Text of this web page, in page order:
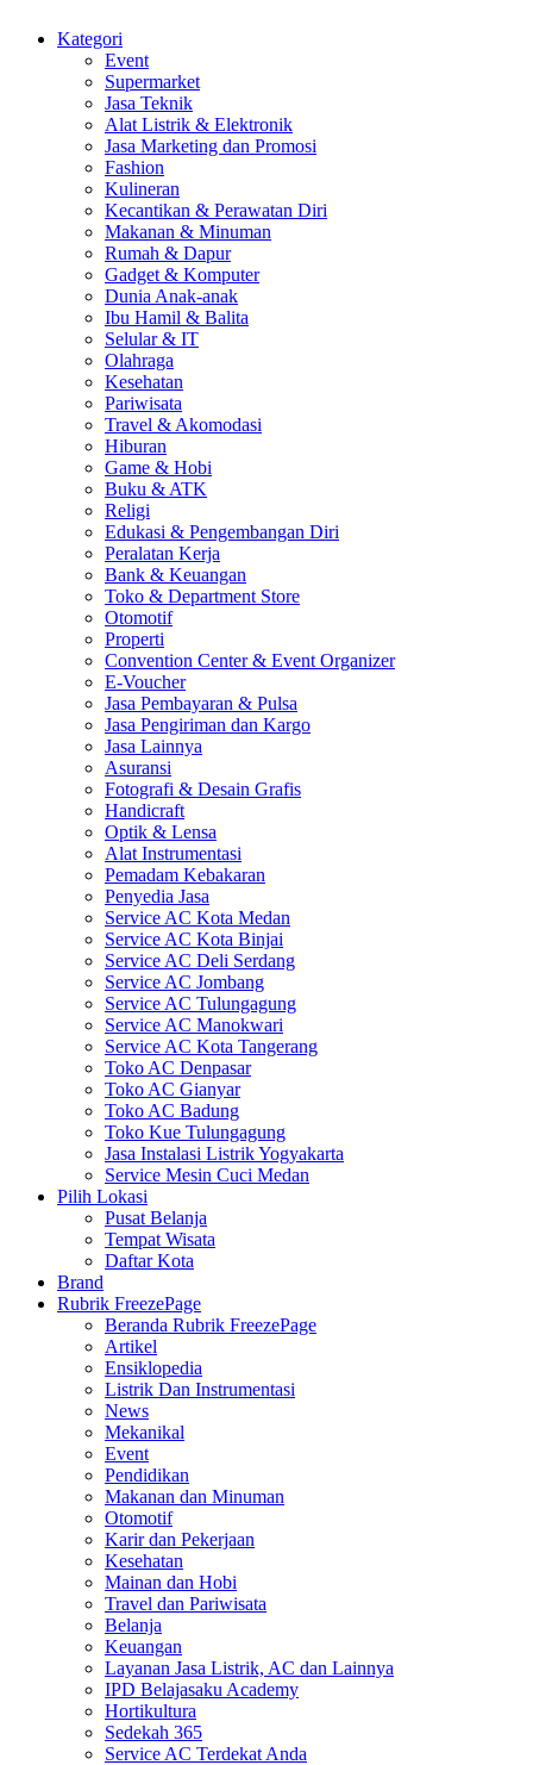
Kategori
Event
Supermarket
Jasa Teknik
Alat Listrik & Elektronik
Jasa Marketing dan Promosi
Fashion
Kulineran
Kecantikan & Perawatan Diri
Makanan & Minuman
Rumah & Dapur
Gadget & Komputer
Dunia Anak-anak
Ibu Hamil & Balita
Selular & IT
Olahraga
Kesehatan
Pariwisata
Travel & Akomodasi
Hiburan
Game & Hobi
Buku & ATK
Religi
Edukasi & Pengembangan Diri
Peralatan Kerja
Bank & Keuangan
Toko & Department Store
Otomotif
Properti
Convention Center & Event Organizer
E-Voucher
Jasa Pembayaran & Pulsa
Jasa Pengiriman dan Kargo
Jasa Lainnya
Asuransi
Fotografi & Desain Grafis
Handicraft
Optik & Lensa
Alat Instrumentasi
Pemadam Kebakaran
Penyedia Jasa
Service AC Kota Medan
Service AC Kota Binjai
Service AC Deli Serdang
Service AC Jombang
Service AC Tulungagung
Service AC Manokwari
Service AC Kota Tangerang
Toko AC Denpasar
Toko AC Gianyar
Toko AC Badung
Toko Kue Tulungagung
Jasa Instalasi Listrik Yogyakarta
Service Mesin Cuci Medan
Pilih Lokasi
Pusat Belanja
Tempat Wisata
Daftar Kota
Brand
Rubrik FreezePage
Beranda Rubrik FreezePage
Artikel
Ensiklopedia
Listrik Dan Instrumentasi
News
Mekanikal
Event
Pendidikan
Makanan dan Minuman
Otomotif
Karir dan Pekerjaan
Kesehatan
Mainan dan Hobi
Travel dan Pariwisata
Belanja
Keuangan
Layanan Jasa Listrik, AC dan Lainnya
IPD Belajasaku Academy
Hortikultura
Sedekah 365
Service AC Terdekat Anda